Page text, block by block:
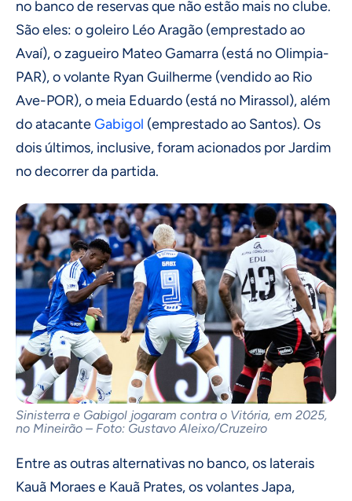
no banco de reservas que não estão mais no clube.
São eles: o goleiro Léo Aragão (emprestado ao
Avaí), o zagueiro Mateo Gamarra (está no Olimpia-
PAR), o volante Ryan Guilherme (vendido ao Rio
Ave-POR), o meia Eduardo (está no Mirassol), além
do atacanteGabigol (emprestado ao Santos). Os
dois últimos, inclusive, foram acionados por Jardim
no decorrer da partida.
Sinisterra e Gabigol jogaram contra o Vitória, em 2025,
no Mineirão – Foto: Gustavo Aleixo/Cruzeiro
Entre as outras alternativas no banco, os laterais
Kauã Moraes e Kauã Prates, os volantes Japa,